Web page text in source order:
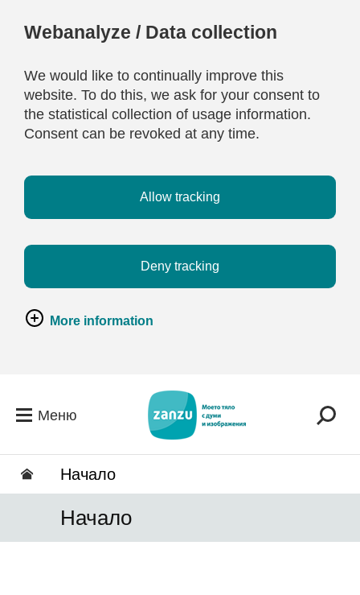
Webanalyze / Data collection
We would like to continually improve this
website. To do this, we ask for your consent to
the statistical collection of usage information.
Consent can be revoked at any time.
Allow tracking
Deny tracking
More information
Меню
Hачало
Hачало